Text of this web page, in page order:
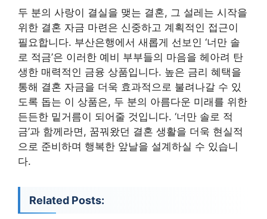
두 분의 사랑이 결실을 맺는 결혼, 그 설레는 시작을
위한 결혼 자금 마련은 신중하고 계획적인 접근이
필요합니다. 부산은행에서 새롭게 선보인 ‘너만 솔
로 적금’은 이러한 예비 부부들의 마음을 헤아려 탄
생한 매력적인 금융 상품입니다. 높은 금리 혜택을
통해 결혼 자금을 더욱 효과적으로 불려나갈 수 있
도록 돕는 이 상품은, 두 분의 아름다운 미래를 위한
든든한 밑거름이 되어줄 것입니다. ‘너만 솔로 적
금’과 함께라면, 꿈꿔왔던 결혼 생활을 더욱 현실적
으로 준비하며 행복한 앞날을 설계하실 수 있습니
다.
Related Posts: